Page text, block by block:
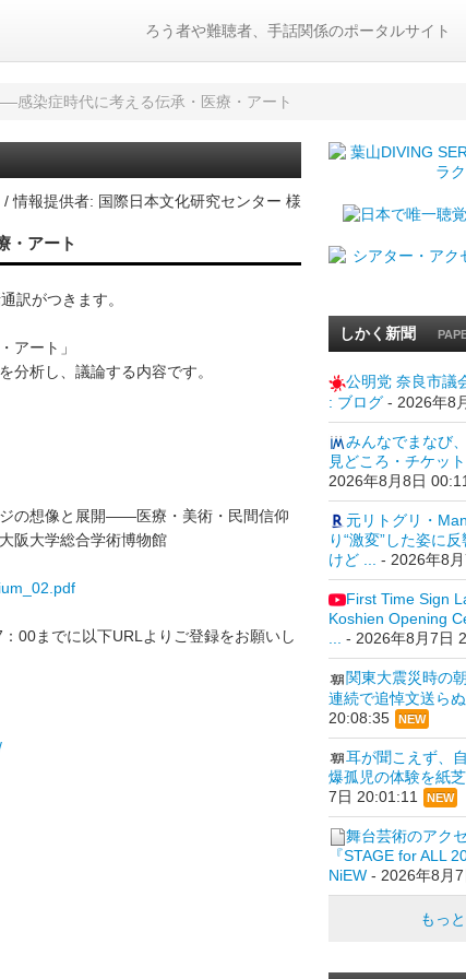
ろう者や難聴者、手話関係のポータルサイト
感染症時代に考える伝承・医療・アート
/ 情報提供者: 国際日本文化研究センター 様
・アート
訳がつきます。
アート」
分析し、議論する内容です。
の想像と展開――医療・美術・民間信仰
阪大学総合学術博物館
00までに以下URLよりご登録をお願いし
しかく新聞
公明党 奈良市議
: ブログ- 2026年8
みんなでまなび
見どころ・チケッ
2026年8月8日
元リトグリ・
り“激変”した姿に
けど ...
- 2026年8
First Time Sign
Koshien Opening
... - 2026年8月7日
関東大震災時の
連続で追悼文送ら
20:08:35
NEW
耳が聞こえず、
爆孤児の体験を紙
7日 20:01:11
NEW
舞台芸術のアク
『STAGE for ALL
NiEW- 2026年8月
もっ